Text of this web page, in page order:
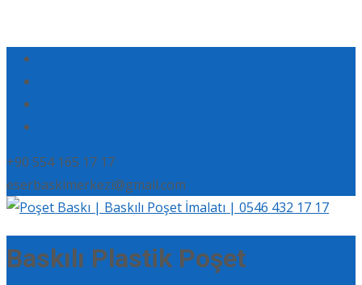
+90 554 165 17 17
eserbaskimerkezi@gmail.com
Baskılı Plastik Poşet